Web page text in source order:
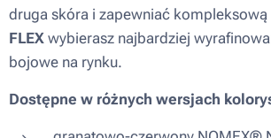
druga skóra i zapewniać kompleksową
FLEX wybierasz najbardziej
bojowe na rynku.
Dostępne w różnych wersjach